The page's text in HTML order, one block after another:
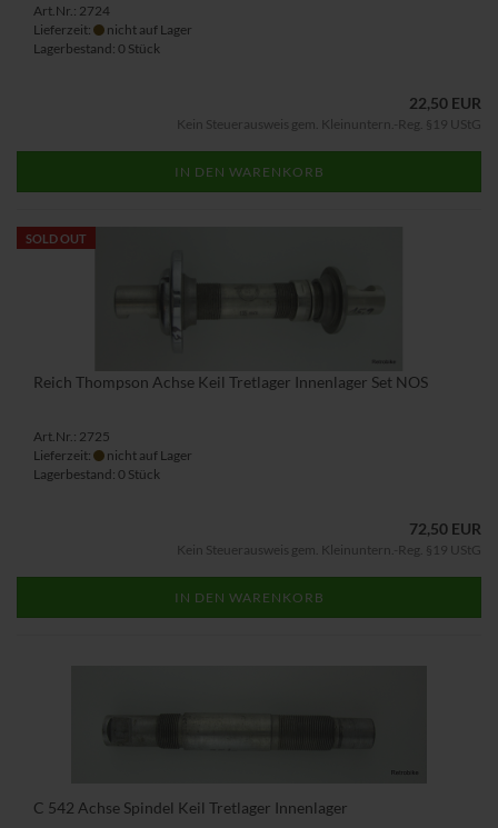
Art.Nr.: 2724
Lieferzeit:
nicht auf Lager
Lagerbestand: 0 Stück
22,50 EUR
Kein Steuerausweis gem. Kleinuntern.-Reg. §19 UStG
IN DEN WARENKORB
SOLD OUT
Reich Thompson Achse Keil Tretlager Innenlager Set NOS
Art.Nr.: 2725
Lieferzeit:
nicht auf Lager
Lagerbestand: 0 Stück
72,50 EUR
Kein Steuerausweis gem. Kleinuntern.-Reg. §19 UStG
IN DEN WARENKORB
C 542 Achse Spindel Keil Tretlager Innenlager